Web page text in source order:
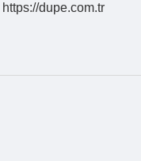
https://dupe.com.tr